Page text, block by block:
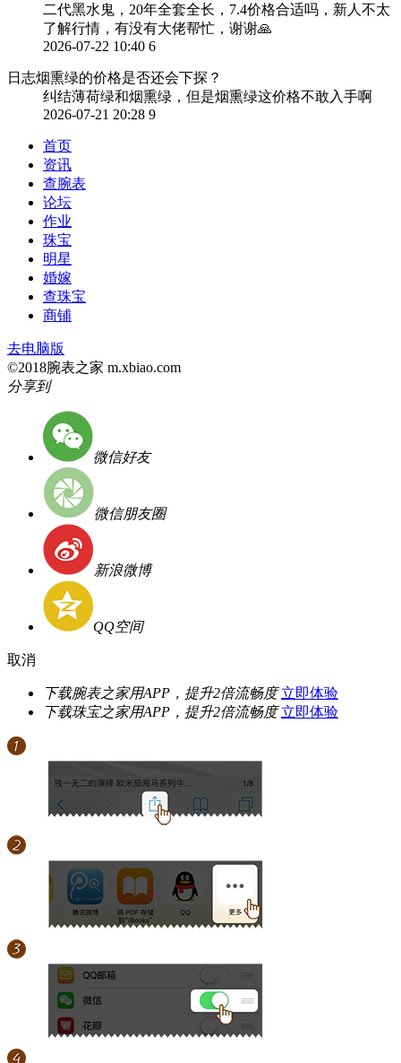
二代黑水鬼，20年全套全长，7.4价格合适吗，新人不太
了解行情，有没有大佬帮忙，谢谢🙏
2026-07-22 10:40 6
日志烟熏绿的价格是否还会下探？
纠结薄荷绿和烟熏绿，但是烟熏绿这价格不敢入手啊
2026-07-21 20:28 9
首页
资讯
查腕表
论坛
作业
珠宝
明星
婚嫁
查珠宝
商铺
去电脑版
©2018腕表之家 m.xbiao.com
分享到
微信好友
微信朋友圈
新浪微博
QQ空间
取消
下载腕表之家用APP，提升2倍流畅度 立即体验
下载珠宝之家用APP，提升2倍流畅度 立即体验